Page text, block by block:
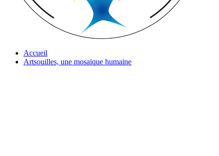
Accueil
Artsouilles, une mosaïque humaine